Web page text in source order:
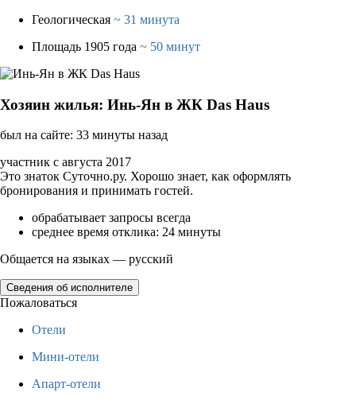
Геологическая ~ 31 минута
Площадь 1905 года ~ 50 минут
Хозяин жилья: Инь-Ян в ЖК Das Haus
был на сайте: 33 минуты назад
участник с августа 2017
Это знаток Суточно.ру. Хорошо знает, как оформлять
бронирования и принимать гостей.
обрабатывает запросы всегда
среднее время отклика: 24 минуты
Общается на языках — русский
Сведения об исполнителе
Пожаловаться
Отели
Мини-отели
Апарт-отели